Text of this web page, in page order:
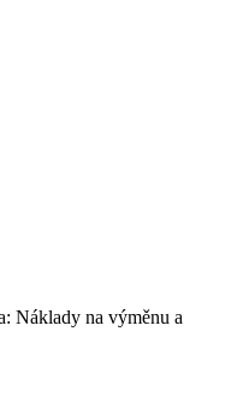
Náklady na výměnu a